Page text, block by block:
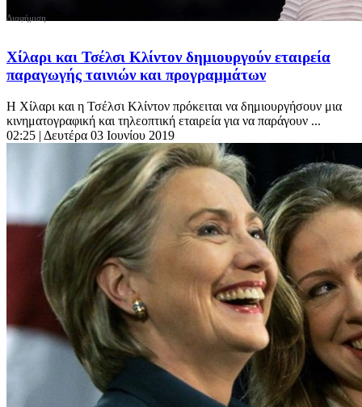
Χίλαρι και Τσέλσι Κλίντον δημιουργούν εταιρεία
παραγωγής ταινιών και προγραμμάτων
Η Χίλαρι και η Τσέλσι Κλίντον πρόκειται να δημιουργήσουν μια
κινηματογραφική και τηλεοπτική εταιρεία για να παράγουν ...
02:25 | Δευτέρα 03 Ιουνίου 2019